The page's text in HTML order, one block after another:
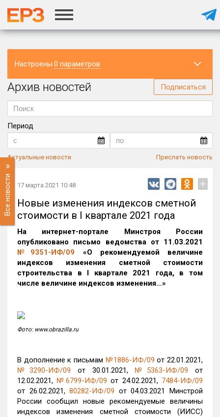
Настроены 0 параметров
Регион
Архив новостей Подписаться
Период
Актуальные новости Прислать новость
Все новости 17 марта 2021 10:48 +
Новые изменения индексов сметной
стоимости в I квартале 2021 года
На интернет-портале Минстроя России
опубликовано письмо ведомства от 11.03.2021
№9351-ИФ/09 «О рекомендуемой величине
индексов изменения сметной стоимости
строительства в I квартале 2021 года, в том
числе величине индексов изменения…»
Фото: www.obrazilla.ru
В дополнение к письмам №1886-ИФ/09 от 22.01.2021,
№3290-ИФ/09 от 30.01.2021, №5363-ИФ/09 от
12.02.2021, №6799-ИФ/09 от 24.02.2021, 7484-ИФ/09
от 26.02.2021,80282-ИФ/09 от 04.03.2021 Минстрой
России сообщил новые рекомендуемые величины
индексов изменения сметной стоимости (ИИСС)